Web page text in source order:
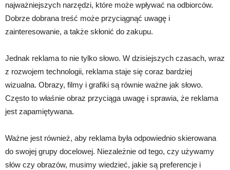
najważniejszych narzędzi, które może wpływać na odbiorców.
Dobrze dobrana treść może przyciągnąć uwagę i
zainteresowanie, a także skłonić do zakupu.
Jednak reklama to nie tylko słowo. W dzisiejszych czasach, wraz
z rozwojem technologii, reklama staje się coraz bardziej
wizualna. Obrazy, filmy i grafiki są równie ważne jak słowo.
Często to właśnie obraz przyciąga uwagę i sprawia, że reklama
jest zapamiętywana.
Ważne jest również, aby reklama była odpowiednio skierowana
do swojej grupy docelowej. Niezależnie od tego, czy używamy
słów czy obrazów, musimy wiedzieć, jakie są preferencje i